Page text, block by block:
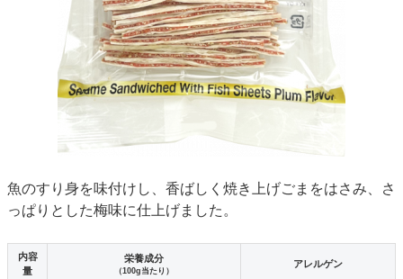
魚のすり身を味付けし、香ばしく焼き上げごまをはさみ、さ
っぱりとした梅味に仕上げました。
内容
量
栄養成分
（100g当たり）
アレルゲン